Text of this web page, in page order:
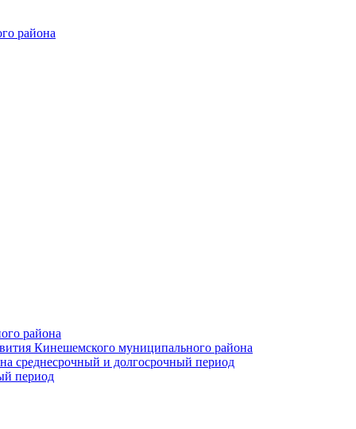
района
района
Кинешемского муниципального района
среднесрочный и долгосрочный период
период